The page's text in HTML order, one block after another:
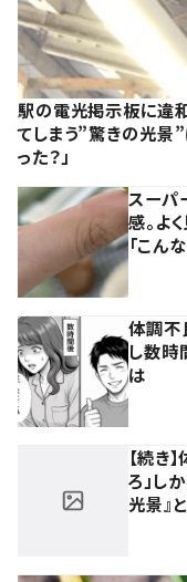
駅の電光掲示板に違
てしまう”驚きの光景”
った？」
スーパ
感。よ
「こん
体調不
し数時
は
【続き
ろ」し
光景』